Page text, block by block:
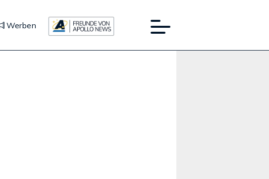
Werben